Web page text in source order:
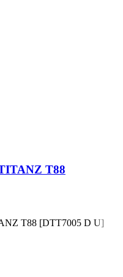
T88
T88 [DTT7005 D U]